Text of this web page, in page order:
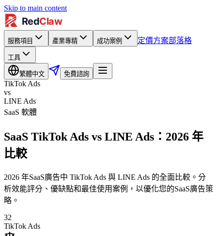
Skip to main content
服務項目 產業專精 成功案例 定價方案部落格
工具
繁體中文 免費諮詢
TikTok Ads
vs
LINE Ads
SaaS 軟體
SaaS TikTok Ads vs LINE Ads：2026 年
比較
2026 年SaaS廣告中 TikTok Ads 與 LINE Ads 的全面比較。分
析效能評分、優缺點和最佳使用案例，以優化您的SaaS廣告策
略。
32
TikTok Ads